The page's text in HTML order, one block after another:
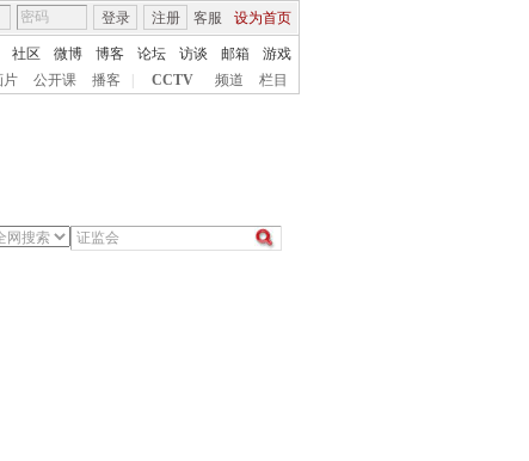
客服 设为首页
登录 注册
社区 微博 博客 论坛 访谈 邮箱
游戏
片 公开课 播客 CCTV 频道 栏目